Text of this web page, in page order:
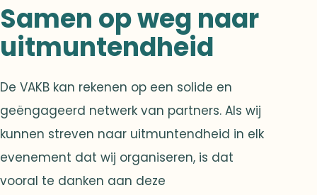
Samen op weg naar
uitmuntendheid
De VAKB kan rekenen op een solide en
geëngageerd netwerk van partners. Als wij
kunnen streven naar uitmuntendheid in elk
evenement dat wij organiseren, is dat
vooral te danken aan deze